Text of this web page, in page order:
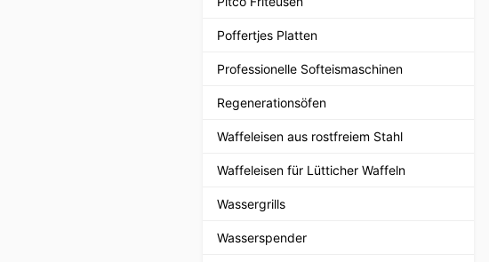
Poffertjes Platten
Professionelle Softeismaschinen
Regenerationsöfen
Waffeleisen aus rostfreiem Stahl
Waffeleisen für Lütticher Waffeln
Wassergrills
Wasserspender